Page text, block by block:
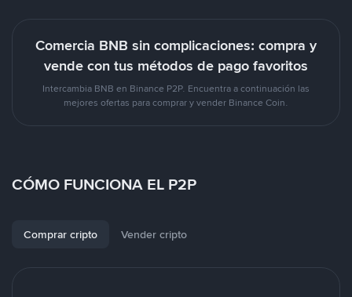
Comercia BNB sin complicaciones: compra y
vende con tus métodos de pago favoritos
Intercambia BNB en Binance P2P. Encuentra a continuación las
mejores ofertas para comprar y vender Binance Coin.
CÓMO FUNCIONA EL P2P
Comprar cripto Vender cripto